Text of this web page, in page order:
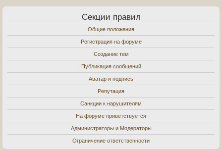
Секции правил
Общие положения
Регистрация на форуме
Создание тем
Публикация сообщений
Аватар и подпись
Репутация
Санкции к нарушителям
На форуме приветствуется
Администраторы и Модераторы
Ограничение ответственности